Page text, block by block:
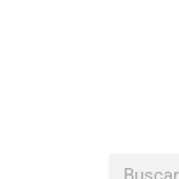
Buscar